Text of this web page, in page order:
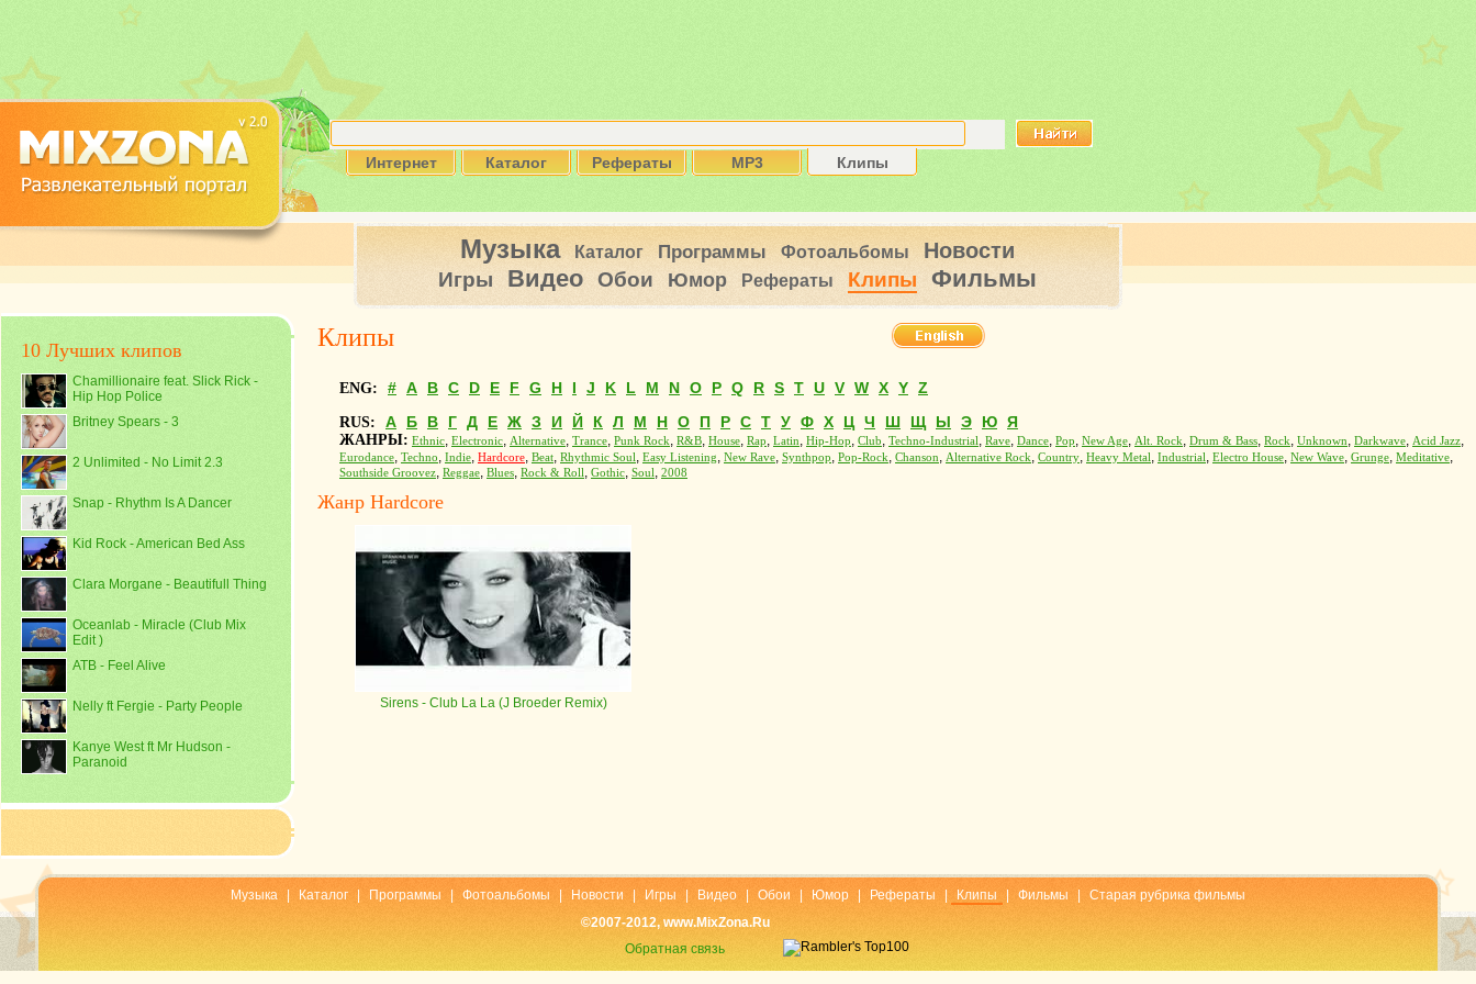
Интернет Каталог Рефераты MP3 Клипы
Музыка Каталог Программы Фотоальбомы Новости
Игры Видео Обои Юмор Рефераты Клипы Фильмы
10 Лучших клипов
Chamillionaire feat. Slick Rick -
Hip Hop Police
Britney Spears - 3
2 Unlimited - No Limit 2.3
Snap - Rhythm Is A Dancer
Kid Rock - American Bed Ass
Clara Morgane - Beautifull Thing
Oceanlab - Miracle (Club Mix
Edit )
ATB - Feel Alive
Nelly ft Fergie - Party People
Kanye West ft Mr Hudson -
Paranoid
Клипы
ENG: # A B C D E F G H I J K L M N O P Q R S T U V W X Y Z
RUS: А Б В Г Д Е Ж З И Й К Л М Н О П Р С Т У Ф Х Ц Ч Ш Щ Ы Э Ю Я
ЖАНРЫ: Ethnic, Electronic, Alternative, Trance, Punk Rock, R&B, House, Rap, Latin, Hip-Hop, Club, Techno-Industrial , Rave, Dance, Pop, New Age, Alt. Rock, Drum & Bass, Rock, Unknown, Darkwave, Acid Jazz,
Eurodance, Techno, Indie, Hardcore, Beat, Rhythmic Soul , Easy Listening, New Rave, Synthpop, Pop-Rock, Chanson, Alternative Rock, Country, Heavy Metal , Industrial , Electro House, New Wave, Grunge, Meditative,
Southside Groovez, Reggae, Blues, Rock & Roll , Gothic, Soul , 2008
Жанр Hardcore
Sirens- Club La La (J Broeder Remix)
Музыка Каталог Программы Фотоальбомы Новости Игры Видео Обои Юмор Рефераты Клипы Фильмы
Старая рубрика фильмы
©2007-2012, www.MixZona.Ru
Обратная связь